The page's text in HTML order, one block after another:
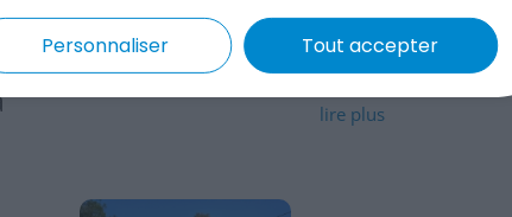
Personnaliser Tout accepter
Déc 11, 2025
lire
Nov 27, 2025
lire plus